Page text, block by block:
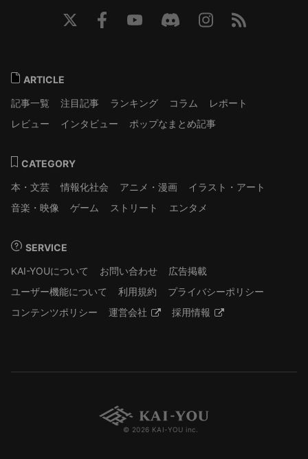
ARTICLE
記事一覧
注目記事 ランキング コラム
レポート
レビュー
インタビュー ポップなまとめ記事
CATEGORY
本・文芸
情報化社会 アニメ・漫画
イラスト・アート
音楽・映像
ゲーム ストリート エンタメ
SERVICE
KAI-YOUについて
お問い合わせ
広告掲載
ユーザー機能について
利用規約
プライバシーポリシー
コンテンツポリシー
運営会社 採用情報
© 2026 KAI-YOU inc.